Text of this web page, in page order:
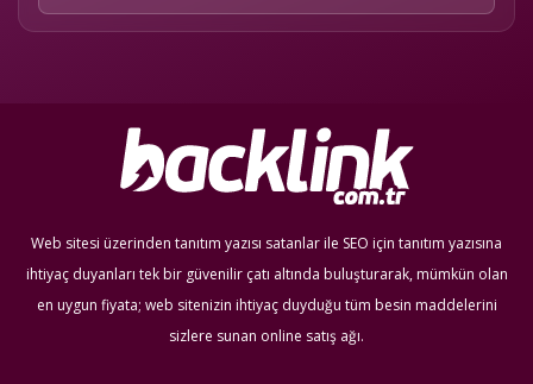
Web sitesi üzerinden tanıtım yazısı satanlar ile SEO için tanıtım yazısına
ihtiyaç duyanları tek bir güvenilir çatı altında buluşturarak, mümkün olan
en uygun fiyata; web sitenizin ihtiyaç duyduğu tüm besin maddelerini
sizlere sunan online satış ağı.